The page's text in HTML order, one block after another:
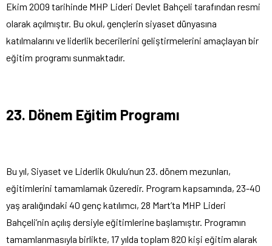
Ekim 2009 tarihinde MHP Lideri Devlet Bahçeli tarafından resmi
olarak açılmıştır. Bu okul, gençlerin siyaset dünyasına
katılmalarını ve liderlik becerilerini geliştirmelerini amaçlayan bir
eğitim programı sunmaktadır.
23. Dönem Eğitim Programı
Bu yıl, Siyaset ve Liderlik Okulu’nun 23. dönem mezunları,
eğitimlerini tamamlamak üzeredir. Program kapsamında, 23-40
yaş aralığındaki 40 genç katılımcı, 28 Mart’ta MHP Lideri
Bahçeli’nin açılış dersiyle eğitimlerine başlamıştır. Programın
tamamlanmasıyla birlikte, 17 yılda toplam 820 kişi eğitim alarak